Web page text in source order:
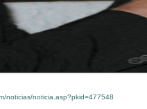
noticias/noticia.asp?pkid=477548